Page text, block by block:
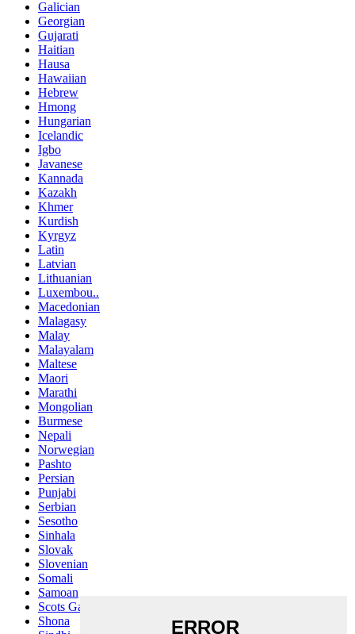
Galician
Georgian
Gujarati
Haitian
Hausa
Hawaiian
Hebrew
Hmong
Hungarian
Icelandic
Igbo
Javanese
Kannada
Kazakh
Khmer
Kurdish
Kyrgyz
Latin
Latvian
Lithuanian
Luxembou..
Macedonian
Malagasy
Malay
Malayalam
Maltese
Maori
Marathi
Mongolian
Burmese
Nepali
Norwegian
Pashto
Persian
Punjabi
Serbian
Sesotho
Sinhala
Slovak
Slovenian
Somali
Samoan
Scots Gaelic
Shona